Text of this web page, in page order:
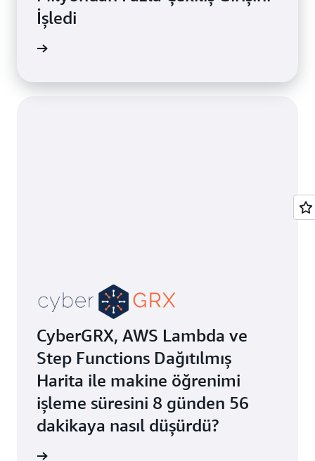
İşledi
CyberGRX, AWS Lambda ve
Step Functions Dağıtılmış
Harita ile makine öğrenimi
işleme süresini 8 günden 56
dakikaya nasıl düşürdü?